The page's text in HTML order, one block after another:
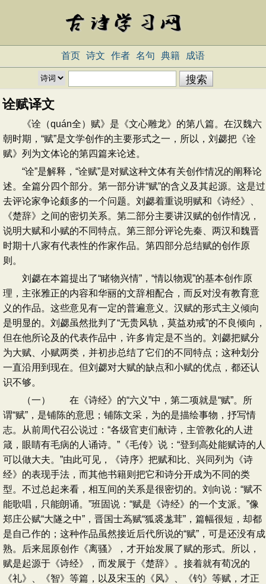
首页 诗文 作者 名句 典籍 成语
诠赋译文
《诠（quán全）赋》是《文心雕龙》的第八篇。在汉魏六
朝时期，“赋”是文学创作的主要形式之一，所以，刘勰把《诠
赋》列为文体论的第四篇来论述。
“诠”是解释，“诠赋”是对赋这种文体有关创作情况的阐释论
述。全篇分四个部分。第一部分讲“赋”的含义及其起源。这是过
去评论家争论颇多的一个问题。刘勰着重说明赋和《诗经》、
《楚辞》之间的密切关系。第二部分主要讲汉赋的创作情况，
说明大赋和小赋的不同特点。第三部分评论先秦、两汉和魏晋
时期十八家有代表性的作家作品。第四部分总结赋的创作原
则。
刘勰在本篇提出了“睹物兴情”，“情以物观”的基本创作原
理，主张雅正的内容和华丽的文辞相配合，而反对没有教育意
义的作品。这些意见有一定的普遍意义。汉赋的形式主义倾向
是明显的。刘勰虽然批判了“无贵风轨，莫益劝戒”的不良倾向，
但在他所论及的代表作品中，许多肯定是不当的。刘勰把赋分
为大赋、小赋两类，并初步总结了它们的不同特点；这种划分
一直沿用到现在。但刘勰对大赋的缺点和小赋的优点，都还认
识不够。
（一） 在《诗经》的“六义”中，第二项就是“赋”。所
谓“赋”，是铺陈的意思；铺陈文采，为的是描绘事物，抒写情
志。从前周代召公说过：“各级官吏们献诗，主管教化的人进
箴，眼睛有毛病的人诵诗。”《毛传》说：“登到高处能赋诗的人
可以做大夫。”由此可见，《诗序》把赋和比、兴同列为《诗
经》的表现手法，而其他书籍则把它和诗分开成为不同的类
型。不过总起来看，相互间的关系是很密切的。刘向说：“赋不
能歌唱，只能朗诵。”班固说：“赋是《诗经》的一个支派。”像
郑庄公赋“大隧之中”，晋国士蒍赋“狐裘尨茸”，篇幅很短，却都
是自己作的；这种作品虽然接近后代所说的“赋”，可是还没有成
熟。后来屈原创作《离骚》，才开始发展了赋的形式。所以，
赋是起源于《诗经》，而发展于《楚辞》。接着就有荀况的
《礼》、《智》等篇，以及宋玉的《风》、《钓》等赋，才正